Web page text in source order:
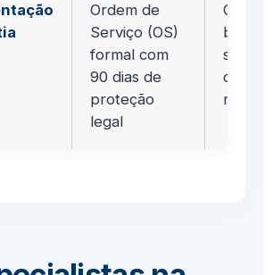
Ordem de
Serviço (OS)
formal com
90 dias de
proteção
legal
boca"
some
o